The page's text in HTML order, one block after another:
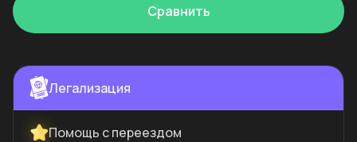
Сравнить
Легализация
Помощь с переездом